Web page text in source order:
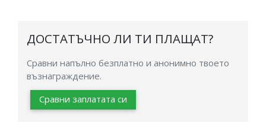
ДОСТАТЪЧНО ЛИ ТИ ПЛАЩАТ?
Сравни напълно безплатно и анонимно твоето
възнаграждение.
Сравни заплатата си